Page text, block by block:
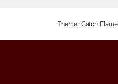
Theme: Catch